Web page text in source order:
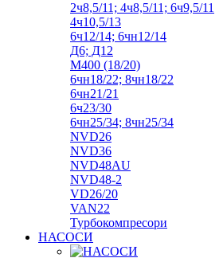
2ч8,5/11; 4ч8,5/11; 6ч9,5/11
4ч10,5/13
6ч12/14; 6чн12/14
Д6; Д12
М400 (18/20)
6чн18/22; 8чн18/22
6чн21/21
6ч23/30
6чн25/34; 8чн25/34
NVD26
NVD36
NVD48AU
NVD48-2
VD26/20
VAN22
Турбокомпресори
НАСОСИ